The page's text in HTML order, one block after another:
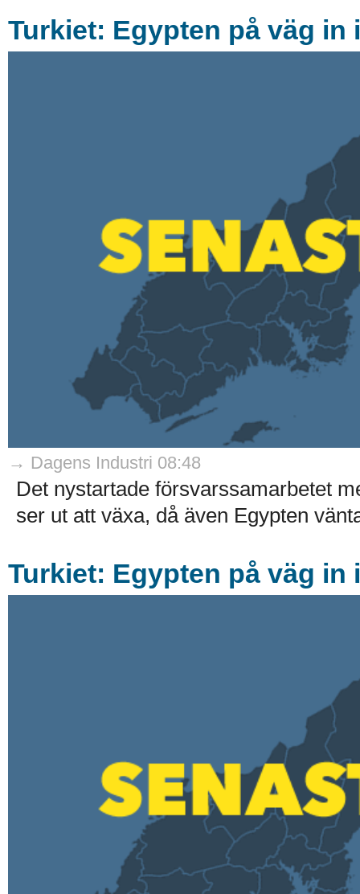
Turkiet: Egypten på väg in
→ Dagens Industri 08:48
Det nystartade försvarssamarbetet
ser ut att växa, då även Egypten
Turkiet: Egypten på väg in